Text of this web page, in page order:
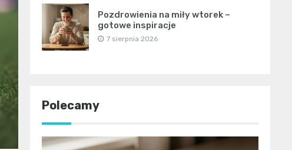
Pozdrowienia na miły wtorek –
gotowe inspiracje
7 sierpnia 2026
Polecamy